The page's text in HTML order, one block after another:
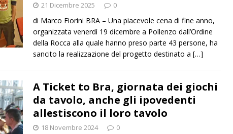
21 Dicembre 2025 0
di Marco Fiorini BRA – Una piacevole cena di fine anno,
organizzata venerdì 19 dicembre a Pollenzo dall’Ordine
della Rocca alla quale hanno preso parte 43 persone, ha
sancito la realizzazione del progetto destinato a […]
A Ticket to Bra, giornata dei giochi
da tavolo, anche gli ipovedenti
allestiscono il loro tavolo
18 Novembre 2024 0